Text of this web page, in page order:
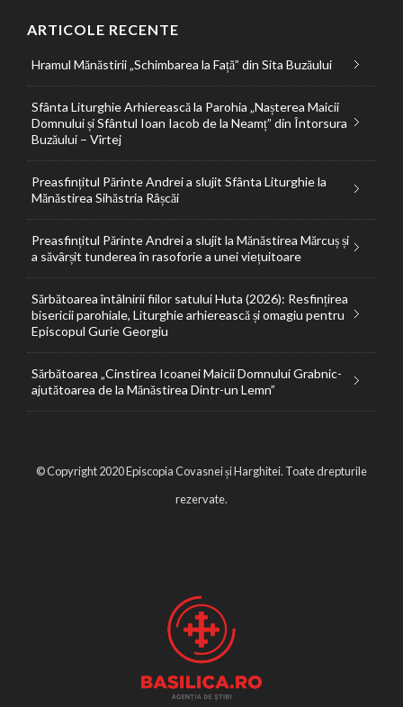
ARTICOLE RECENTE
Hramul Mănăstirii „Schimbarea la Față” din Sita Buzăului
Sfânta Liturghie Arhierească la Parohia „Nașterea Maicii
Domnului și Sfântul Ioan Iacob de la Neamț” din Întorsura
Buzăului – Vîrtej
Preasfințitul Părinte Andrei a slujit Sfânta Liturghie la
Mănăstirea Sihăstria Râșcăi
Preasfințitul Părinte Andrei a slujit la Mănăstirea Mărcuș și
a săvârșit tunderea în rasoforie a unei viețuitoare
Sărbătoarea întâlnirii fiilor satului Huta (2026): Resfințirea
bisericii parohiale, Liturghie arhierească și omagiu pentru
Episcopul Gurie Georgiu
Sărbătoarea „Cinstirea Icoanei Maicii Domnului Grabnic-
ajutătoarea de la Mănăstirea Dintr-un Lemn”
© Copyright 2020 Episcopia Covasnei și Harghitei. Toate drepturile
rezervate.